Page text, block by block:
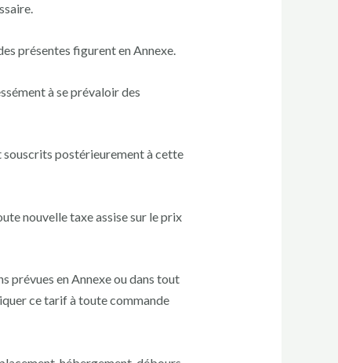
présentes figurent en Annexe.
à se prévaloir des
postérieurement à cette
nouvelle taxe assise sur le prix
prévues en Annexe ou dans tout
ce tarif à toute commande